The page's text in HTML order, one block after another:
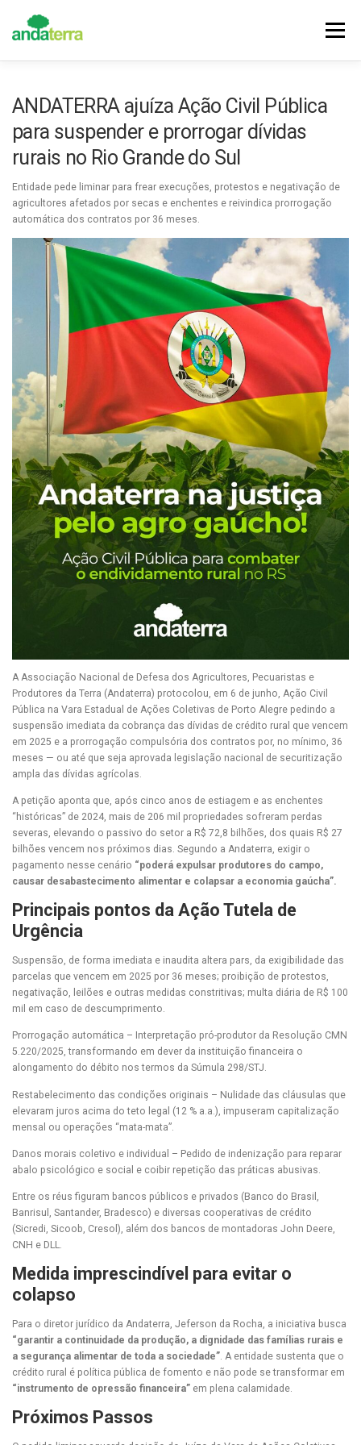
Menu
HISTÓRIA VALORES FILIE-SE
ANDATERRA ajuíza Ação Civil Pública
para suspender e prorrogar dívidas
rurais no Rio Grande do Sul
Entidade pede liminar para frear execuções, protestos e negativação de
agricultores afetados por secas e enchentes e reivindica prorrogação
automática dos contratos por 36 meses.
A Associação Nacional de Defesa dos Agricultores, Pecuaristas e
Produtores da Terra (Andaterra) protocolou, em 6 de junho, Ação Civil
Pública na Vara Estadual de Ações Coletivas de Porto Alegre pedindo a
suspensão imediata da cobrança das dívidas de crédito rural que vencem
em 2025 e a prorrogação compulsória dos contratos por, no mínimo, 36
meses — ou até que seja aprovada legislação nacional de securitização
ampla das dívidas agrícolas.
A petição aponta que, após cinco anos de estiagem e as enchentes
“históricas” de 2024, mais de 206 mil propriedades sofreram perdas
severas, elevando o passivo do setor a R$ 72,8 bilhões, dos quais R$ 27
bilhões vencem nos próximos dias. Segundo a Andaterra, exigir o
pagamento nesse cenário “poderá expulsar produtores do campo,
causar desabastecimento alimentar e colapsar a economia gaúcha”.
Principais pontos da Ação Tutela de
Urgência
Suspensão, de forma imediata e inaudita altera pars, da exigibilidade das
parcelas que vencem em 2025 por 36 meses; proibição de protestos,
negativação, leilões e outras medidas constritivas; multa diária de R$ 100
mil em caso de descumprimento.
Prorrogação automática – Interpretação pró-produtor da Resolução CMN
5.220/2025, transformando em dever da instituição financeira o
alongamento do débito nos termos da Súmula 298/STJ.
Restabelecimento das condições originais – Nulidade das cláusulas que
elevaram juros acima do teto legal (12 % a.a.), impuseram capitalização
mensal ou operações “mata-mata”.
Danos morais coletivo e individual – Pedido de indenização para reparar
abalo psicológico e social e coibir repetição das práticas abusivas.
Entre os réus figuram bancos públicos e privados (Banco do Brasil,
Banrisul, Santander, Bradesco) e diversas cooperativas de crédito
(Sicredi, Sicoob, Cresol), além dos bancos de montadoras John Deere,
CNH e DLL.
Medida imprescindível para evitar o
colapso
Para o diretor jurídico da Andaterra, Jeferson da Rocha, a iniciativa busca
“garantir a continuidade da produção, a dignidade das famílias rurais e
a segurança alimentar de toda a sociedade”. A entidade sustenta que o
crédito rural é política pública de fomento e não pode se transformar em
“instrumento de opressão financeira” em plena calamidade.
Próximos Passos